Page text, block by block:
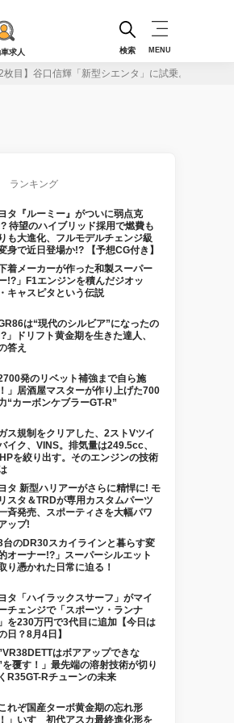
求人 検索 MENU
2枚目】谷口信輝「新型シエンタ」に試乗。見た目
ランキング
ヨタ『ルーミー』がついに弱点克
待望のハイブリッド採用で燃費も
も大進化、フルモデルチェンジ級
身で近日登場か!? 【予想CG付き】
下着メーカーが作った和製スーパー
!?」F1エンジンを積んだジオッ
・キャスピタという伝説
GR86は“現代のシルビア”になったの
」ドリフト黄金期を生きた達人、
答え
2700発のリベット補強まで自ら施
」居酒屋マスターが作り上げた700
“カーボンケブラーGT-R”
ス規制をクリアした、2ストVツイ
イク、VINS。排気量は249.5cc、
を絞り出す。そのエンジンの技術
ヨタ 新型ハリアーがさらに精悍に! モ
スタ＆TRDが専用カスタムパーツ
斉発売、スポーティさを大幅パワ
ップ!
3台のDR30スカイラインと暮らす変
オーナー!?」スーパーシルエット
り憑かれた日常に迫る！
ヨタ「ハイラックスサーフ」がマイ
チェンジで「スポーツ・ランナ
を230万円で3代目に追加【今日は
日？8月4日】
”VR38DETTはボアアップできな
を覆す！」最先端の溶射技術が切り
R35GT-Rチューンの未来
これぞ国産ターボ黄金期の忘れ形
」いすゞ初代アスカ最終進化形を